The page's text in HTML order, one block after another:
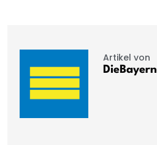
Artikel von